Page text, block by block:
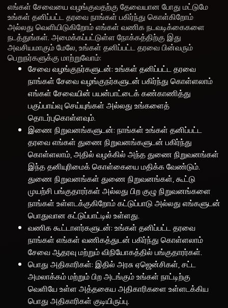
எங்கள் சேவையை வழங்குவதற்கு தேவையான போது மட்டுமே
உங்கள் தனிப்பட்ட தரவை நாங்கள் பகிர்ந்து கொள்கிறோம்
அல்லது வெளியிடுகிறோம் எங்கள் வணிக நடவடிக்கைகளை
நடத்துங்கள். அமைக்கப்பட்டுள்ள நோக்கத்திற்கு இது
அவசியமாகும் மேலே, உங்கள் தனிப்பட்ட தரவை பின்வரும்
பெறுநர்களுக்கு மாற்றுவோம்:
சேவை வழங்குநர்களுடன்: உங்கள் தனிப்பட்ட தரவை
நாங்கள் சேவை வழங்குநர்களுடன் பகிர்ந்து கொள்ளலாம்
எங்கள் சேவையின் பயன்பாட்டைக் கண்காணித்து
பகுப்பாய்வு செய்யுங்கள் அல்லது உங்களைத்
தொடர்புகொள்ளவும்.
இணை நிறுவனங்களுடன்: நாங்கள் உங்கள் தனிப்பட்ட
தரவை எங்கள் துணை நிறுவனங்களுடன் பகிர்ந்து
கொள்ளலாம், அதில் வழக்கில் அந்த துணை நிறுவனங்கள்
இந்த தனியுரிமைக் கொள்கையை மதிக்க வேண்டும்.
துணை நிறுவனங்கள் துணை நிறுவனங்கள், கூட்டு
முயற்சி பங்குதாரர்கள் அல்லது பிற குழு நிறுவனங்களை
நாங்கள் உள்ளடக்குகிறோம் கட்டுப்பாடு அல்லது எங்களுடன்
பொதுவான கட்டுப்பாட்டில் உள்ளது.
வணிக கூட்டாளர்களுடன்: உங்கள் தனிப்பட்ட தரவை
நாங்கள் எங்கள் வணிகத்துடன் பகிர்ந்து கொள்ளலாம்
சேவை ஆதரவு மற்றும் விநியோகத்தில் பங்குதாரர்கள்.
பொது அதிகாரிகள்: இதில் அரசு ஏஜென்சிகள், சட்ட
அமலாக்கம் மற்றும் பிற அடங்கும் உங்கள் நாட்டிற்கு
வெளியே உள்ள அத்தகைய அதிகாரிகளை உள்ளடக்கிய
பொது அதிகாரிகள் குடியிருப்பு.